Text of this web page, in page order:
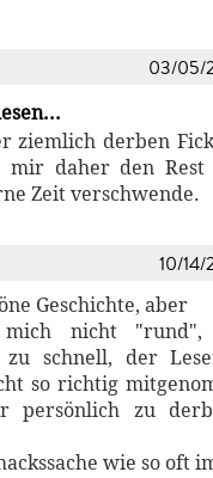
03/05/
ziemlich derben
mir daher den Rest
Zeit verschwende.
10/14/
Geschichte, aber
nicht "rund",
zu schnell, der
so richtig
persönlich zu
wie so oft